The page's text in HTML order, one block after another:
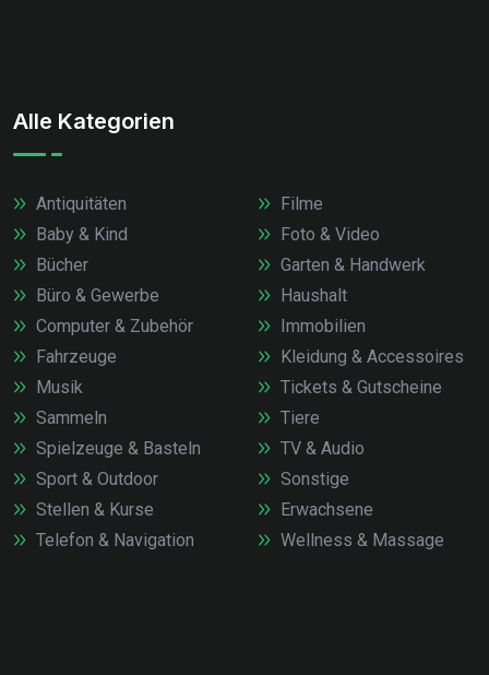
Alle Kategorien
Antiquitäten
Baby & Kind
Bücher
Büro & Gewerbe
Computer & Zubehör
Fahrzeuge
Filme
Foto & Video
Garten & Handwerk
Haushalt
Immobilien
Kleidung & Accessoires
Musik
Sammeln
Spielzeuge & Basteln
Sport & Outdoor
Stellen & Kurse
Telefon & Navigation
Tickets & Gutscheine
Tiere
TV & Audio
Sonstige
Erwachsene
Wellness & Massage